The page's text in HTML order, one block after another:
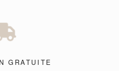
GRATUITE